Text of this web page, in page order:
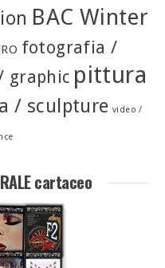
BAC Winter
fotografia /
graphic pittura
/ sculpture video /
cartaceo